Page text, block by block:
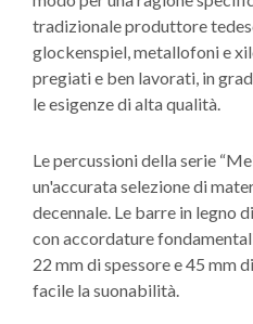
tradizionale produttore
glockenspiel, metallofoni e
pregiati e ben lavorati, in
le esigenze di alta qualità.
Le percussioni della serie
un'accurata selezione di
decennale. Le barre in legno
con accordature
22 mm di spessore e 45 mm
facile la suonabilità.